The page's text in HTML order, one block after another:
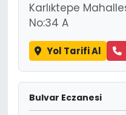
Karlıktepe
No:34 A
Yol Tarifi Al
Bulvar Eczanesi